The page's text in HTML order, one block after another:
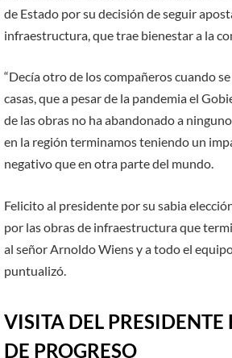
de Estado por su decisión de seguir
infraestructura, que trae bienestar a la
“Decía otro de los compañeros cuando
casas, que a pesar de la pandemia el
de las obras no ha abandonado a
en la región terminamos teniendo un
negativo que en otra parte del mundo.
Felicito al presidente por su sabia
por las obras de infraestructura que
al señor Arnoldo Wiens y a todo el
puntualizó.
VISITA DEL
DE PROGRESO